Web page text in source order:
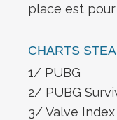
place est
CHARTS
1/ PUBG
2/ PUBG
3/ Valve Index